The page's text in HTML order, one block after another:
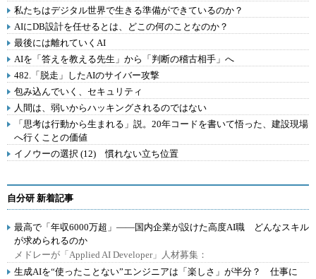
私たちはデジタル世界で生きる準備ができているのか？
AIにDB設計を任せるとは、どこの何のことなのか？
最後には離れていくAI
AIを「答えを教える先生」から「判断の稽古相手」へ
482.「脱走」したAIのサイバー攻撃
包み込んでいく、セキュリティ
人間は、弱いからハッキングされるのではない
「思考は行動から生まれる」説。20年コードを書いて悟った、建設現場
へ行くことの価値
イノウーの選択 (12) 慣れない立ち位置
自分研 新着記事
最高で「年収6000万超」――国内企業が設けた高度AI職 どんなスキル
が求められるのか
メドレーが「Applied AI Developer」人材募集：
生成AIを“使ったことない”エンジニアは「楽しさ」が半分？ 仕事に